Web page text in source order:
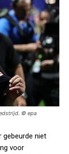
© epa
gebeurde niet
voor